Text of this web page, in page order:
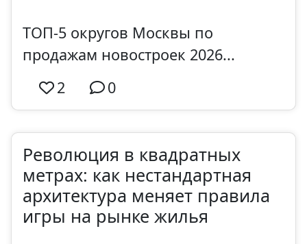
ТОП-5 округов Москвы по
продажам новостроек 2026...
2
0
Революция в квадратных
метрах: как нестандартная
архитектура меняет правила
игры на рынке жилья